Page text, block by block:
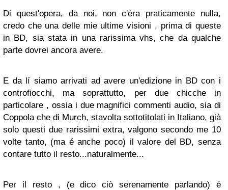
Di quest'opera, da noi, non c'èra praticamente nulla,
credo che una delle mie ultime visioni , prima di queste
in BD, sia stata in una rarissima vhs, che da qualche
parte dovrei ancora avere.
E da lí siamo arrivati ad avere un'edizione in BD con i
controfiocchi, ma soprattutto, per due chicche in
particolare , ossia i due magnifici commenti audio, sia di
Coppola che di Murch, stavolta sottotitolati in Italiano, già
solo questi due rarissimi extra, valgono secondo me 10
volte tanto, (ma é anche poco) il valore del BD, senza
contare tutto il resto...naturalmente...
Per il resto , (e dico ciò serenamente parlando) é